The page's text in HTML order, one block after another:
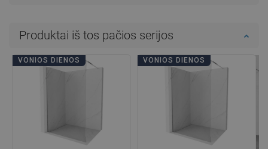
Produktai iš tos pačios serijos
VONIOS DIENOS VONIOS DIENOS